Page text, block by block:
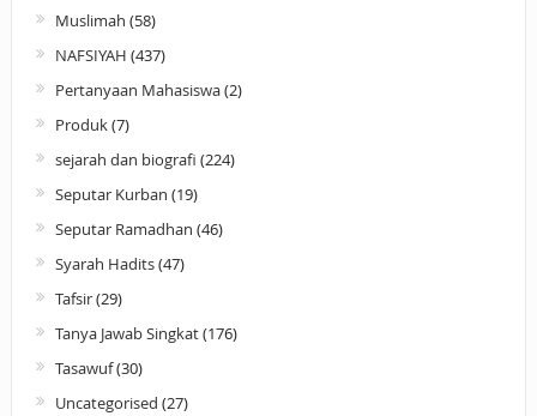
Muslimah (58)
NAFSIYAH (437)
Pertanyaan Mahasiswa(2)
Produk(7)
sejarah dan biografi (224)
Seputar Kurban (19)
Seputar Ramadhan (46)
Syarah Hadits(47)
Tafsir(29)
Tanya Jawab Singkat(176)
Tasawuf(30)
Uncategorised (27)